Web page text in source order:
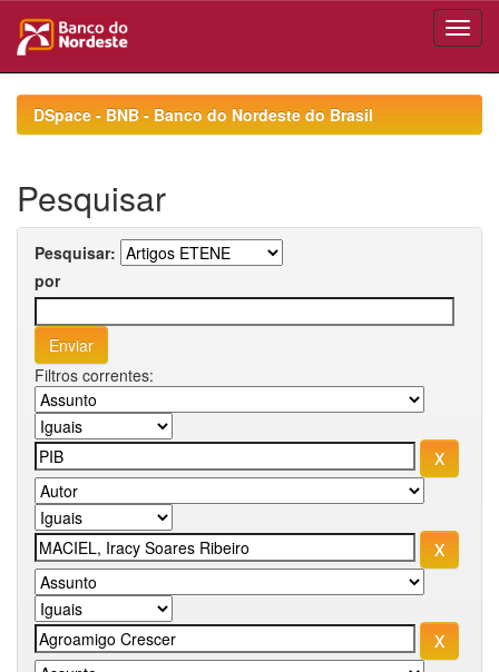
navigationDSpace - BNB - Banco do Nordeste do Brasil
Pesquisar
Pesquisar:
por
Filtros correntes: